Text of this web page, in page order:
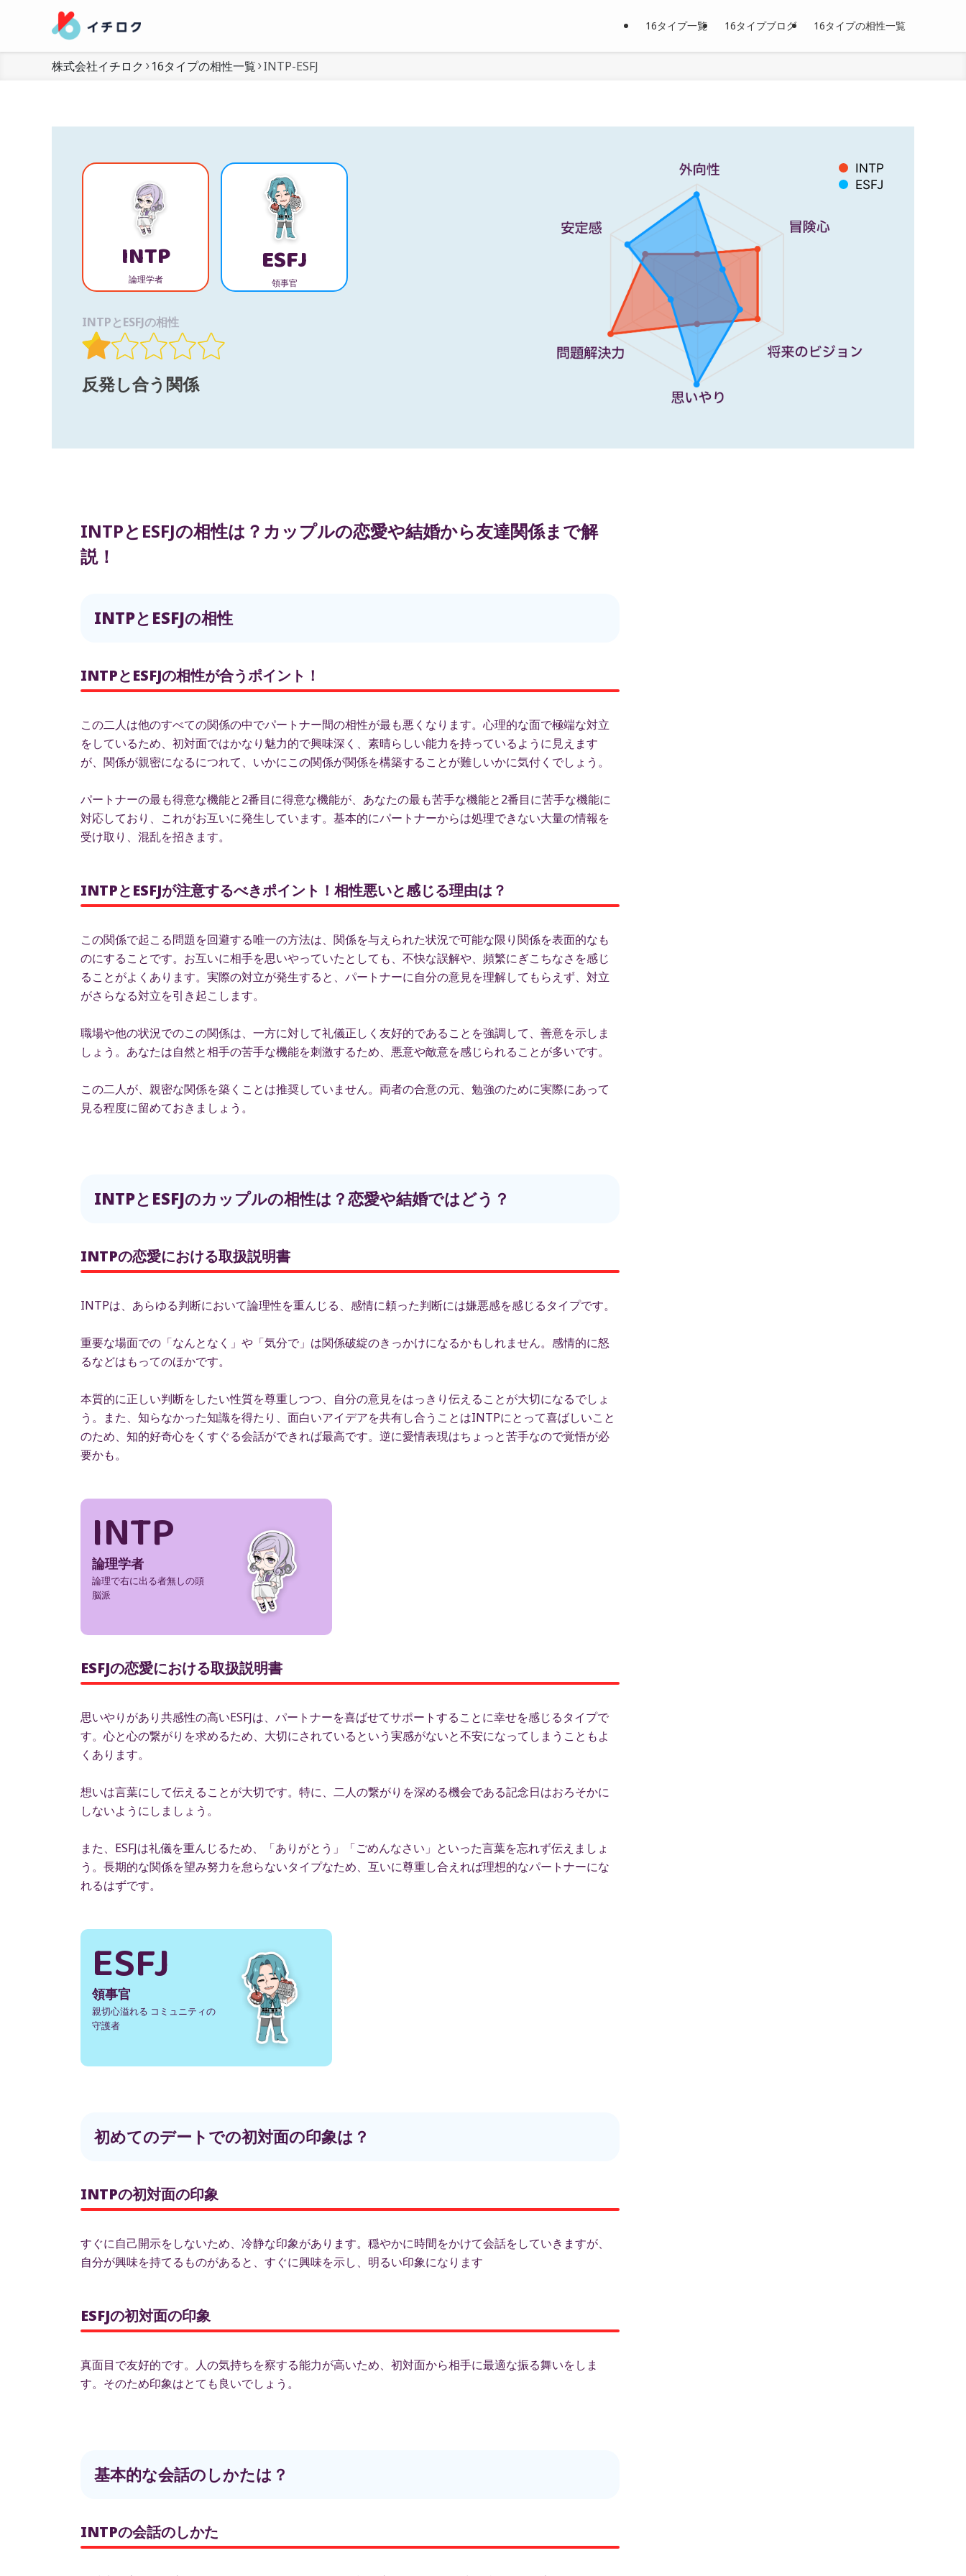
16タイプ一覧 16タイプブログ 16タイプの相性一覧
株式会社イチロク 16タイプの相性一覧 INTP-ESFJ
INTP
論理学者
ESFJ
領事官
INTPとESFJの相性
反発し合う関係
INTP
ESFJ
INTPとESFJの相性は？カップルの恋愛や結婚から友達関係まで解
説！
INTPとESFJの相性
INTPとESFJの相性が合うポイント！
この二人は他のすべての関係の中でパートナー間の相性が最も悪くなります。心理的な面で極端な対立
をしているため、初対面ではかなり魅力的で興味深く、素晴らしい能力を持っているように見えます
が、関係が親密になるにつれて、いかにこの関係が関係を構築することが難しいかに気付くでしょう。
パートナーの最も得意な機能と2番目に得意な機能が、あなたの最も苦手な機能と2番目に苦手な機能に
対応しており、これがお互いに発生しています。基本的にパートナーからは処理できない大量の情報を
受け取り、混乱を招きます。
INTPとESFJが注意するべきポイント！相性悪いと感じる理由は？
この関係で起こる問題を回避する唯一の方法は、関係を与えられた状況で可能な限り関係を表面的なも
のにすることです。お互いに相手を思いやっていたとしても、不快な誤解や、頻繁にぎこちなさを感じ
ることがよくあります。実際の対立が発生すると、パートナーに自分の意見を理解してもらえず、対立
がさらなる対立を引き起こします。
職場や他の状況でのこの関係は、一方に対して礼儀正しく友好的であることを強調して、善意を示しま
しょう。あなたは自然と相手の苦手な機能を刺激するため、悪意や敵意を感じられることが多いです。
この二人が、親密な関係を築くことは推奨していません。両者の合意の元、勉強のために実際にあって
見る程度に留めておきましょう。
INTPとESFJのカップルの相性は？恋愛や結婚ではどう？
INTPの恋愛における取扱説明書
INTPは、あらゆる判断において論理性を重んじる、感情に頼った判断には嫌悪感を感じるタイプです。
重要な場面での「なんとなく」や「気分で」は関係破綻のきっかけになるかもしれません。感情的に怒
るなどはもってのほかです。
本質的に正しい判断をしたい性質を尊重しつつ、自分の意見をはっきり伝えることが大切になるでしょ
う。また、知らなかった知識を得たり、面白いアイデアを共有し合うことはINTPにとって喜ばしいこと
のため、知的好奇心をくすぐる会話ができれば最高です。逆に愛情表現はちょっと苦手なので覚悟が必
要かも。
INTP
論理学者
論理で右に出る者無しの頭
脳派
ESFJの恋愛における取扱説明書
思いやりがあり共感性の高いESFJは、パートナーを喜ばせてサポートすることに幸せを感じるタイプで
す。心と心の繋がりを求めるため、大切にされているという実感がないと不安になってしまうこともよ
くあります。
想いは言葉にして伝えることが大切です。特に、二人の繋がりを深める機会である記念日はおろそかに
しないようにしましょう。
また、ESFJは礼儀を重んじるため、「ありがとう」「ごめんなさい」といった言葉を忘れず伝えましょ
う。長期的な関係を望み努力を怠らないタイプなため、互いに尊重し合えれば理想的なパートナーにな
れるはずです。
ESFJ
領事官
親切心溢れる コミュニティの
守護者
初めてのデートでの初対面の印象は？
INTPの初対面の印象
すぐに自己開示をしないため、冷静な印象があります。穏やかに時間をかけて会話をしていきますが、
自分が興味を持てるものがあると、すぐに興味を示し、明るい印象になります
ESFJの初対面の印象
真面目で友好的です。人の気持ちを察する能力が高いため、初対面から相手に最適な振る舞いをしま
す。そのため印象はとても良いでしょう。
基本的な会話のしかたは？
INTPの会話のしかた